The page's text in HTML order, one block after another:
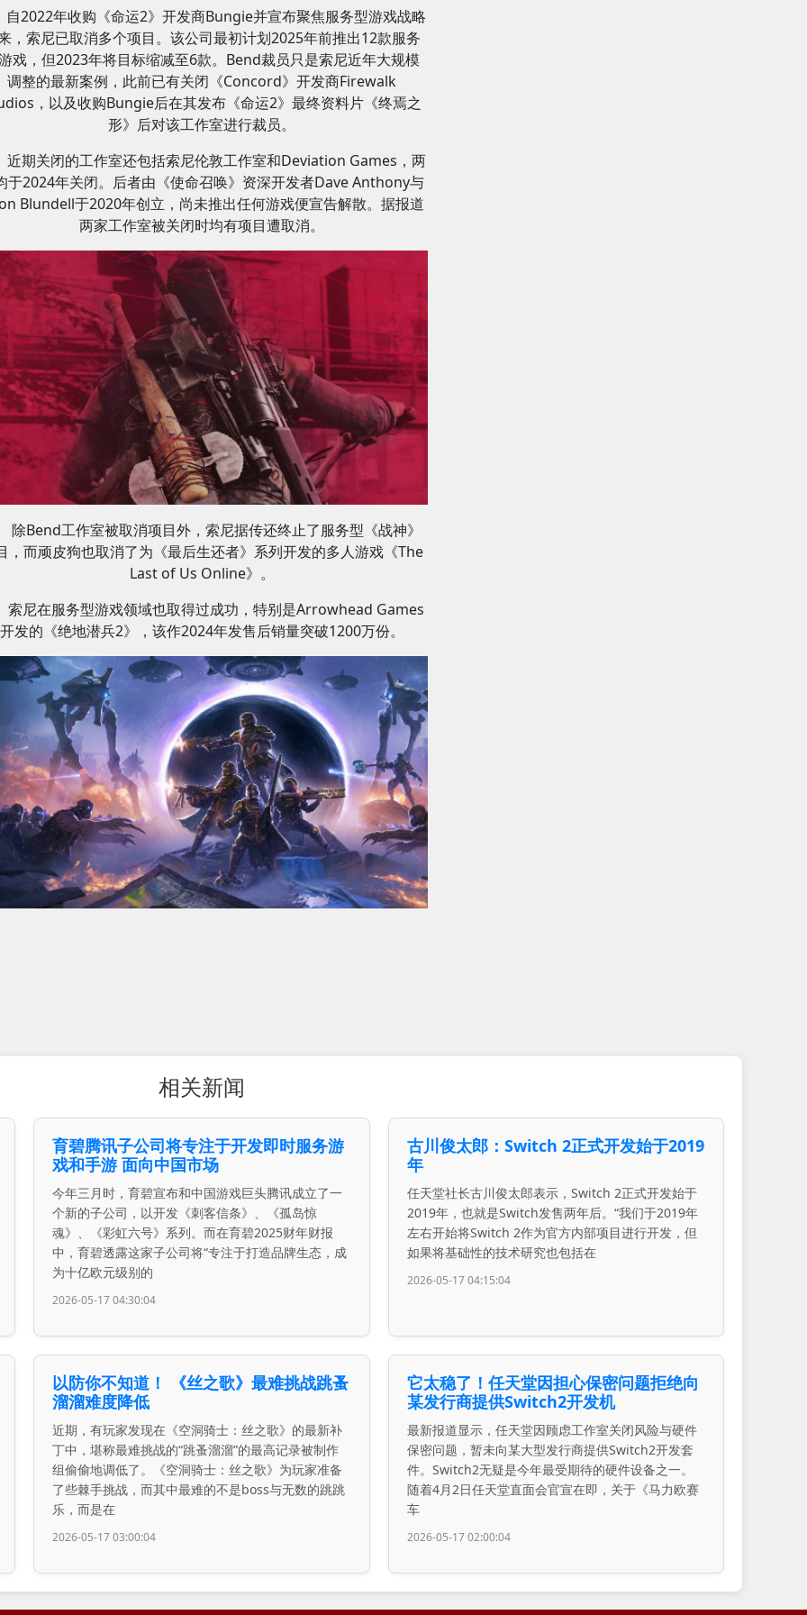
自2022年收购《命运2》开发商Bungie并宣布聚焦服务型游戏战略
，索尼已取消多个项目。该公司最初计划2025年前推出12款服务
戏，但2023年将目标缩减至6款。Bend裁员只是索尼近年大规模
调整的最新案例，此前已有关闭《Concord》开发商Firewalk
，以及收购Bungie后在其发布《命运2》最终资料片《终焉之
形》后对该工作室进行裁员。
近期关闭的工作室还包括索尼伦敦工作室和Deviation Games，两
于2024年关闭。后者由《使命召唤》资深开发者Dave Anthony与
Blundell于2020年创立，尚未推出任何游戏便宣告解散。据报道
两家工作室被关闭时均有项目遭取消。
除Bend工作室被取消项目外，索尼据传还终止了服务型《战神》
，而顽皮狗也取消了为《最后生还者》系列开发的多人游戏《The
Last of Us Online》。
索尼在服务型游戏领域也取得过成功，特别是Arrowhead Games
开发的《绝地潜兵2》，该作2024年发售后销量突破1200万份。
相关新闻
育碧腾讯子公司将专注于开发即时服务游
戏和手游 面向中国市场
今年三月时，育碧宣布和中国游戏巨头腾讯成立了一
个新的子公司，以开发《刺客信条》、《孤岛惊
魂》、《彩虹六号》系列。而在育碧2025财年财报
中，育碧透露这家子公司将“专注于打造品牌生态，成
为十亿欧元级别的
2026-05-17 04:30:04
古川俊太郎：Switch 2正式开发始于2019
年
任天堂社长古川俊太郎表示，Switch 2正式开发始于
2019年，也就是Switch发售两年后。“我们于2019年
左右开始将Switch 2作为官方内部项目进行开发，但
如果将基础性的技术研究也包括在
2026-05-17 04:15:04
以防你不知道！ 《丝之歌》最难挑战跳蚤
溜溜难度降低
近期，有玩家发现在《空洞骑士：丝之歌》的最新补
丁中，堪称最难挑战的“跳蚤溜溜”的最高记录被制作
组偷偷地调低了。《空洞骑士：丝之歌》为玩家准备
了些棘手挑战，而其中最难的不是boss与无数的跳跳
乐，而是在
2026-05-17 03:00:04
它太稳了！任天堂因担心保密问题拒绝向
某发行商提供Switch2开发机
最新报道显示，任天堂因顾虑工作室关闭风险与硬件
保密问题，暂未向某大型发行商提供Switch2开发套
件。Switch2无疑是今年最受期待的硬件设备之一。
随着4月2日任天堂直面会官宣在即，关于《马力欧赛
车
2026-05-17 02:00:04